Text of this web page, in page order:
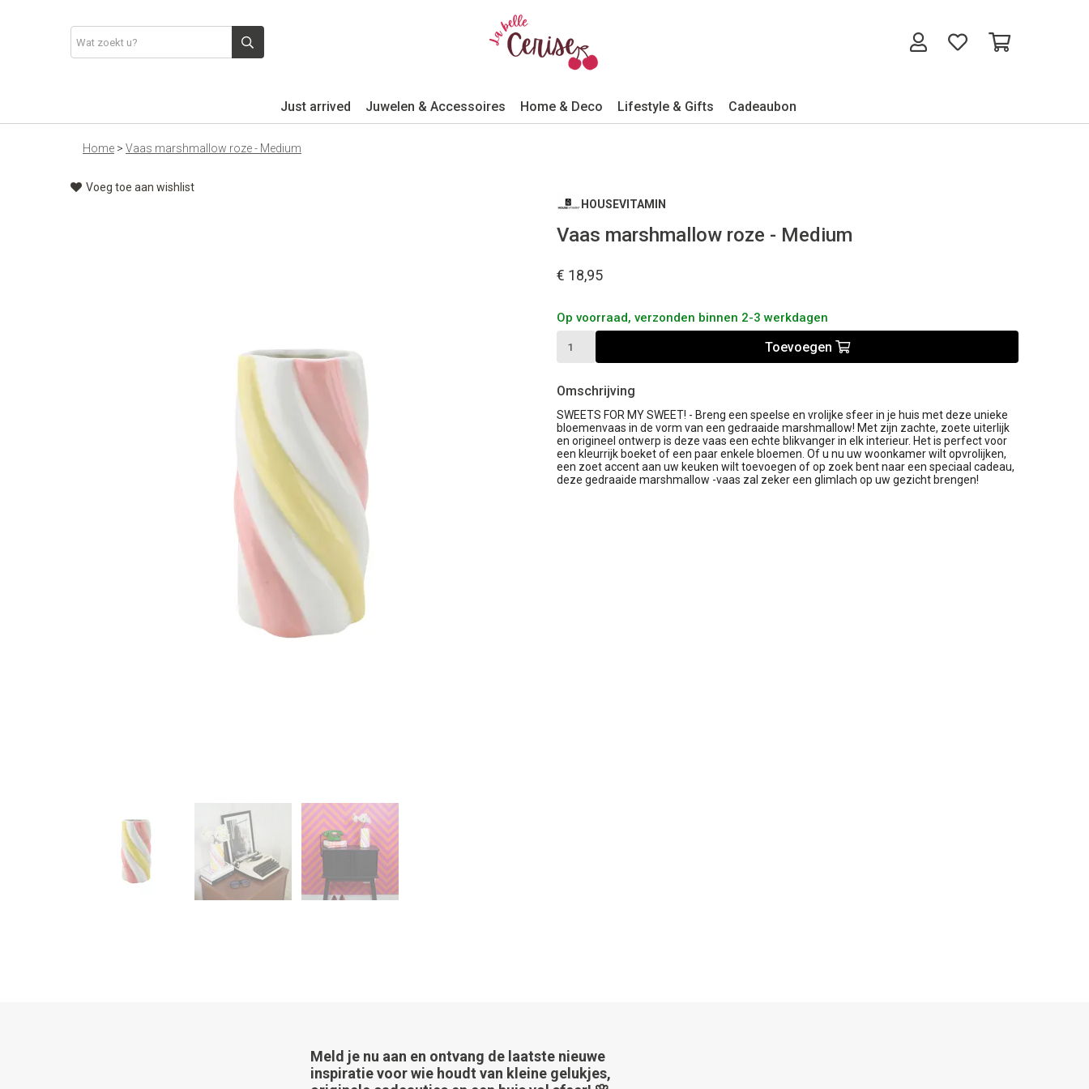
Just arrived Juwelen & Accessoires Home & Deco Lifestyle & Gifts Cadeaubon
Home > Vaas marshmallow roze - Medium
Voeg toe aan wishlist
HOUSEVITAMIN
Vaas marshmallow roze - Medium
€ 18,95
Op voorraad, verzonden binnen 2-3 werkdagen
Toevoegen
Omschrijving
SWEETS FOR MY SWEET! - Breng een speelse en vrolijke sfeer in je huis met deze unieke
bloemenvaas in de vorm van een gedraaide marshmallow! Met zijn zachte, zoete uiterlijk
en origineel ontwerp is deze vaas een echte blikvanger in elk interieur. Het is perfect voor
een kleurrijk boeket of een paar enkele bloemen. Of u nu uw woonkamer wilt opvrolijken,
een zoet accent aan uw keuken wilt toevoegen of op zoek bent naar een speciaal cadeau,
deze gedraaide marshmallow -vaas zal zeker een glimlach op uw gezicht brengen!
Meld je nu aan en ontvang de laatste nieuwe
inspiratie voor wie houdt van kleine gelukjes,